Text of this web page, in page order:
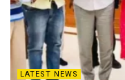
LATEST NEWS